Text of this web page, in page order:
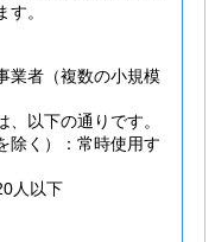
。
業者（複数の小規模
以下の通りです。
除く）：常時使用す
人以下